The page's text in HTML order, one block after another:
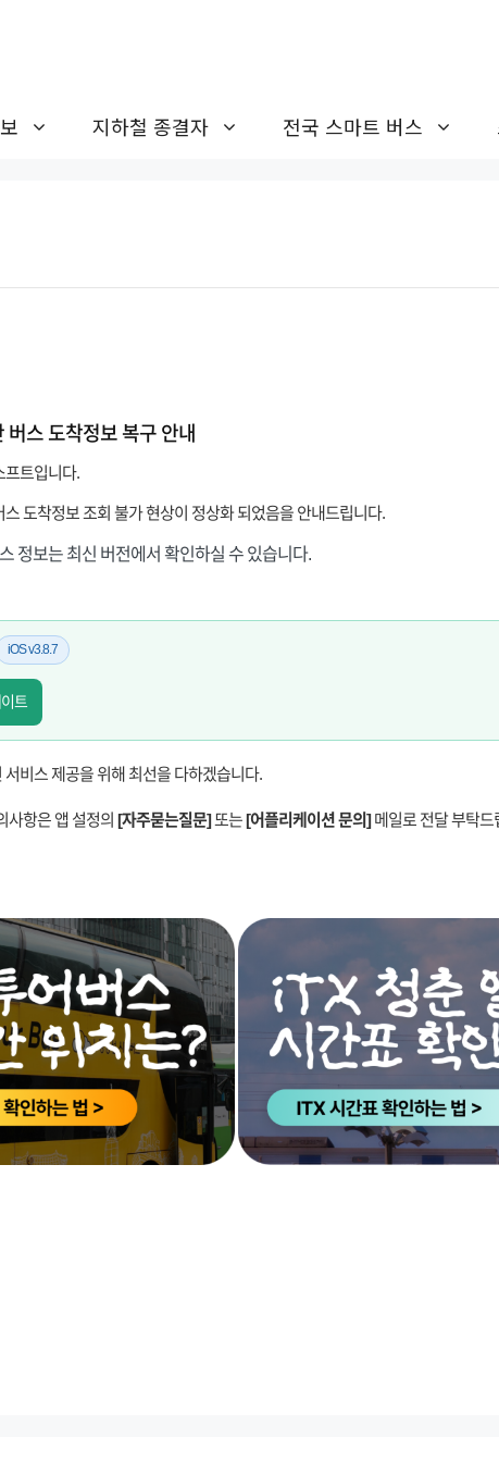
지하철 종결자 전국 스마트 버스
버스 도착정보 복구 안내
프트입니다.
스 도착정보 조회 불가 현상이 정상화 되었음을 안내드립니다.
정보는 최신 버전에서 확인하실 수 있습니다.
iOS v3.8.7
트
서비스 제공을 위해 최선을 다하겠습니다.
사항은 앱 설정의 [자주묻는질문]또는[어플리케이션 문의]메일로 전달 부탁드